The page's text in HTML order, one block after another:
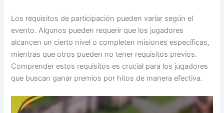
Los requisitos de participación pueden variar según el
evento. Algunos pueden requerir que los jugadores
alcancen un cierto nivel o completen misiones específicas,
mientras que otros pueden no tener requisitos previos.
Comprender estos requisitos es crucial para los jugadores
que buscan ganar premios por hitos de manera efectiva.